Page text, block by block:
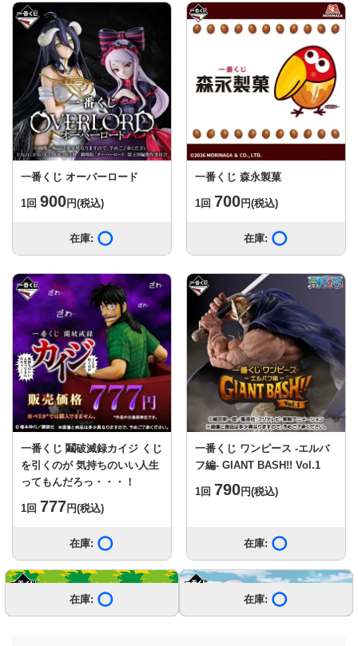
一番くじ オーバーロード
1回 900円(税込)
在庫:
一番くじ 森永製菓
1回 700円(税込)
在庫:
一番くじ 鬮破滅録カイジ くじ
を引くのが 気持ちのいい人生
ってもんだろっ・・・！
1回 777円(税込)
在庫:
一番くじ ワンピース -エルバ
フ編- GIANT BASH!! Vol.1
1回 790円(税込)
在庫:
在庫: 在庫:
在庫: 在庫:
在庫: 在庫:
在庫: 在庫:
在庫: 在庫:
在庫: 在庫:
在庫: 在庫:
在庫: 在庫:
在庫: 在庫:
在庫: 在庫:
在庫: 在庫: